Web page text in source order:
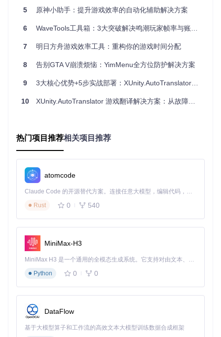
智能扫描流程：3步启动修复功能
第一步：启动并进入修复界面
项（通常带有🔧图标），点击进入修复管理页面。系统会自动
复界面。此时程序会开始初步扫描游戏完整性状态。
图：游戏修复选择界面，支持多游戏快速切换
第三步：启动智能修复
深度扫描游戏文件校验和
比对官方文件数据库
生成最小化修复方案
核心修复逻辑位于[CollapseLauncher/XAMLs/MainApp/Page
s/RepairPage.xaml.cs]文件中，通过异步处理确保不影响系统
性能。
1. 启用深度扫描模式
在修复设置中勾选"深度扫描"，可检测隐藏的文件关联错误，
特别适用于频繁崩溃的情况。
2. 修复前清理缓存
5 原神小助手：提升游戏效率的自动化辅助解决方案
6 WaveTools工具箱：3大突破解决鸣潮玩家帧率与账号管理难题
7 明日方舟游戏效率工具：重构你的游戏时间分配
8 告别GTA V崩溃烦恼：YimMenu全方位防护解决方案
9 3大核心优势+5步实战部署：XUnity.AutoTranslator让Unity游戏翻译效率提升80%
10 XUnity.AutoTranslator 游戏翻译解决方案：从故障诊断到深度优化的全流程指南
热门项目推荐相关项目推荐
atomcode
Claude Code 的开源替代方案。连接任意大模型，编辑代码，运行命令，自动验证 — 全自动执行。用 Rust 构建，极致性能。 ｜ An open-source alternative to Claude Code. Connect any LLM, edit code, run commands, and verify changes — autonomously. Built in Rust for speed. Get Started
Rust
0 540
MiniMax-H3
MiniMax H3 是一个通用的全模态生成系统。它支持对由文本、图像、视频和音频组成的多模态上下文进行统一理解，并能生成分辨率高达 2K、时长可达 15 秒的带原生立体声音频的视频。得益于面向任务泛化的系统设计，H3 在预训练阶段就已具备广泛的多模态上下文理解与生成能力，能够出色地执行复杂的多模态指令。
Python
0 0
DataFlow
基于大模型算子和工作流的高效文本大模型训练数据合成框架